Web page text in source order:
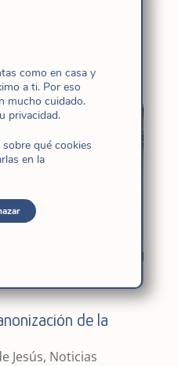
octubre 2024
de la
Jesús, Noticias
como en casa y
a ti. Por eso
mucho cuidado.
privacidad.
qué cookies
en la